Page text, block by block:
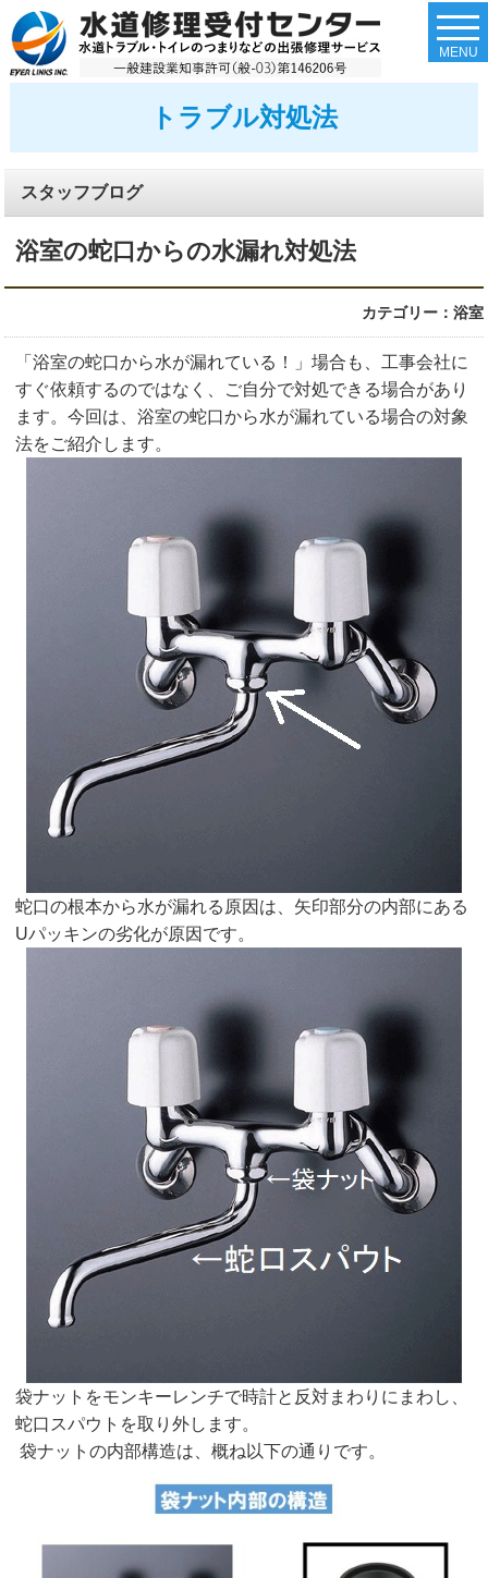
MENU
トラブル対処法
スタッフブログ
浴室の蛇口からの水漏れ対処法
カテゴリー：浴室
「浴室の蛇口から水が漏れている！」場合も、工事会社に
すぐ依頼するのではなく、ご自分で対処できる場合があり
ます。今回は、浴室の蛇口から水が漏れている場合の対象
法をご紹介します。
蛇口の根本から水が漏れる原因は、矢印部分の内部にある
Uパッキンの劣化が原因です。
袋ナットをモンキーレンチで時計と反対まわりにまわし、
蛇口スパウトを取り外します。
袋ナットの内部構造は、概ね以下の通りです。